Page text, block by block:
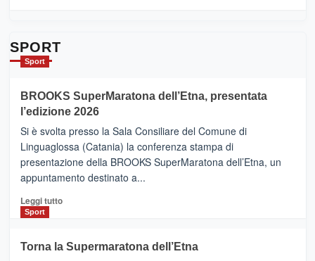
con
la
Al
via
i
collegamenti
SPORT
Sport
BROOKS SuperMaratona dell’Etna, presentata
l’edizione 2026
Si è svolta presso la Sala Consiliare del Comune di
Linguaglossa (Catania) la conferenza stampa di
presentazione della BROOKS SuperMaratona dell’Etna, un
appuntamento destinato a...
Leggi tuttoLeggi
BROOKS
Sport
Torna la Supermaratona dell’Etna